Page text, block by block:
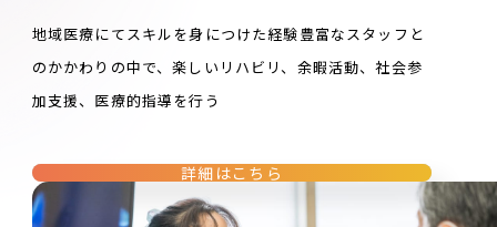
地域医療にてスキルを身につけた経験豊富なスタッフと
のかかわりの中で、楽しいリハビリ、余暇活動、社会参
加支援、医療的指導を行う
詳細はこちら